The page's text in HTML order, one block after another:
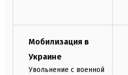
Мобилизация в
Украине
Увольнение с военной